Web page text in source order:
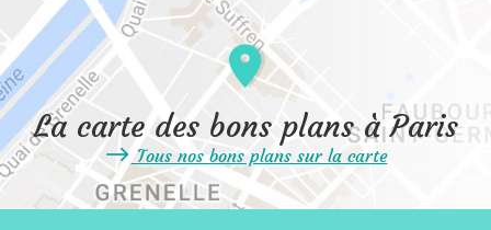
La carte des bons plans à Paris
Tous nos bons plans sur la carte